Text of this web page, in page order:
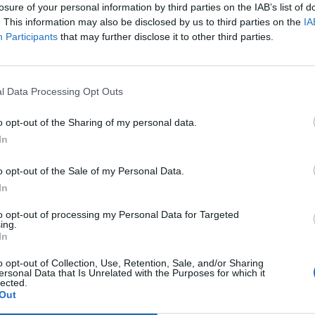
of your personal information by third parties on the IAB’s list of
This information may also be disclosed by us to third parties on the
Participants that may further disclose it to other third parties.
Data Processing Opt Outs
opt-out of the Sharing of my personal data.
opt-out of the Sale of my Personal Data.
opt-out of processing my Personal Data for Targeted
opt-out of Collection, Use, Retention, Sale, and/or Sharing
Data that Is Unrelated with the Purposes for which it
pelattu ja seuraavaksi vuorossa on kaksi välipäivää.
puolivälieräparit ja pelattujen otteluiden
nähtävästi jälleen huono päivä ja mies antoi tämän
mutta pääsi toisella puoliajalla kentälle. Joukkueen
Ronaldolle.
esimerkin näyttämisestä. Kun muu joukkue
marssi noin 15 minuuttia ottelussa pelannut Ronaldo
voittoa
(LEFT OF PICTURE)